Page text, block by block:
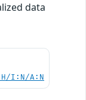
data
I:N/A:N